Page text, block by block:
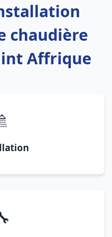
chaudière
Affrique